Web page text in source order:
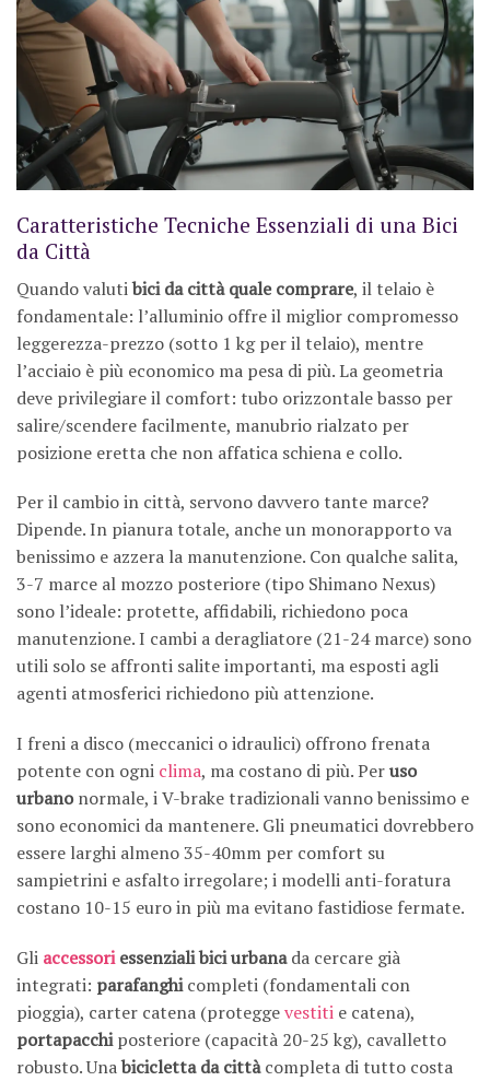
Caratteristiche Tecniche Essenziali di una Bici
da Città
Quando valutibici da città quale comprare, il telaio è
fondamentale: l’alluminio offre il miglior compromesso
leggerezza-prezzo (sotto 1 kg per il telaio), mentre
l’acciaio è più economico ma pesa di più. La geometria
deve privilegiare il comfort: tubo orizzontale basso per
salire/scendere facilmente, manubrio rialzato per
posizione eretta che non affatica schiena e collo.
Per il cambio in città, servono davvero tante marce?
Dipende. In pianura totale, anche un monorapporto va
benissimo e azzera la manutenzione. Con qualche salita,
3-7 marce al mozzo posteriore (tipo Shimano Nexus)
sono l’ideale: protette, affidabili, richiedono poca
manutenzione. I cambi a deragliatore (21-24 marce) sono
utili solo se affronti salite importanti, ma esposti agli
agenti atmosferici richiedono più attenzione.
I freni a disco (meccanici o idraulici) offrono frenata
potente con ogni clima, ma costano di più. Peruso
urbanonormale, i V-brake tradizionali vanno benissimo e
sono economici da mantenere. Gli pneumatici dovrebbero
essere larghi almeno 35-40mm per comfort su
sampietrini e asfalto irregolare; i modelli anti-foratura
costano 10-15 euro in più ma evitano fastidiose fermate.
Gli accessoriessenziali bici urbanada cercare già
integrati: parafanghicompleti (fondamentali con
pioggia), carter catena (proteggevestiti e catena),
portapacchiposteriore (capacità 20-25 kg), cavalletto
robusto. Unabicicletta da cittàcompleta di tutto costa